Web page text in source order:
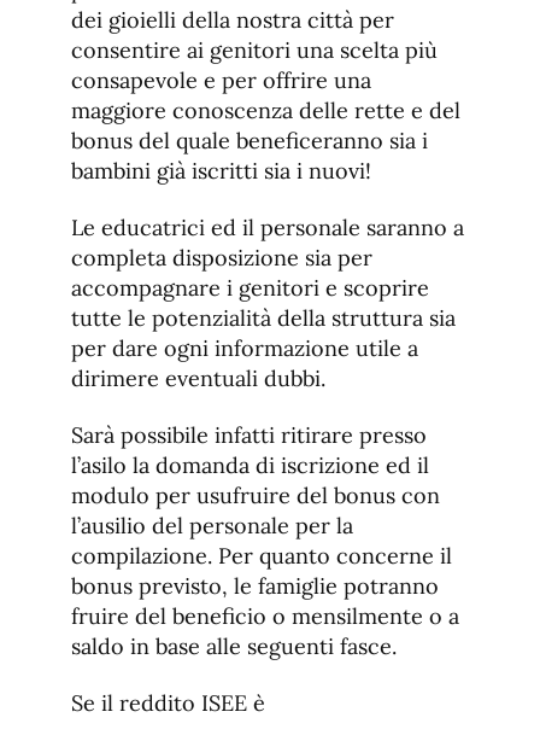
dei gioielli della nostra città per
consentire ai genitori una scelta più
consapevole e per offrire una
maggiore conoscenza delle rette e del
bonus del quale beneficeranno sia i
bambini già iscritti sia i nuovi!
Le educatrici ed il personale saranno a
completa disposizione sia per
accompagnare i genitori e scoprire
tutte le potenzialità della struttura sia
per dare ogni informazione utile a
dirimere eventuali dubbi.
Sarà possibile infatti ritirare presso
l’asilo la domanda di iscrizione ed il
modulo per usufruire del bonus con
l’ausilio del personale per la
compilazione. Per quanto concerne il
bonus previsto, le famiglie potranno
fruire del beneficio o mensilmente o a
saldo in base alle seguenti fasce.
Se il reddito ISEE è